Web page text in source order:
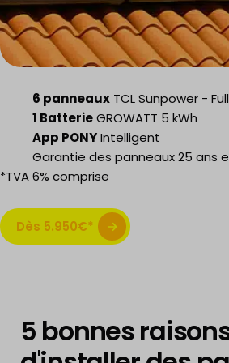
6 panneaux TCL Sunpower -
1 BatterieGROWATT 5 kWh
App PONYIntelligent
Garantie des panneaux 25 ans
*TVA 6% comprise
Dès 5.950€*
5 bonnes